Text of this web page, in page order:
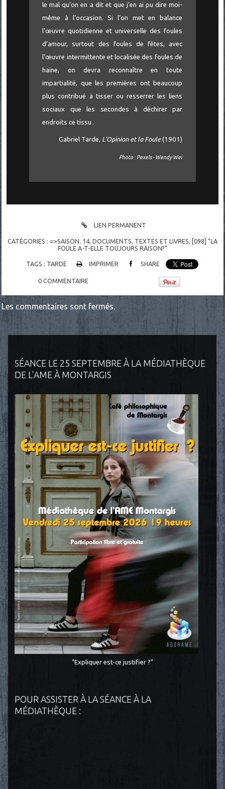
SÉANCE LE 25 SEPTEMBRE À LA MÉDIATHÈQUE
DE L'AME À MONTARGIS
"Expliquer est-ce justifier ?"
POUR ASSISTER À LA SÉANCE À LA
MÉDIATHÈQUE :
le mal qu’on en a dit et que j’en ai pu dire moi-
même à l’occasion. Si l’on met en balance
l’œuvre quotidienne et universelle des foules
d’amour, surtout des foules de fêtes, avec
l’œuvre intermittente et localisée des foules de
haine, on devra reconnaître en toute
impartialité, que les premières ont beaucoup
plus contribué à tisser ou resserrer les liens
sociaux que les secondes à déchirer par
endroits ce tissu .
Gabriel Tarde, L'Opinion et la Foule(1901)
Photo : Pexels - Wendy Wei
LIEN PERMANENT
CATÉGORIES : =>SAISON. 14, DOCUMENTS, TEXTES ET LIVRES, [098] "LA
FOULE A-T-ELLE TOUJOURS RAISON?"
TAGS : TARDE IMPRIMER SHARE
0 COMMENTAIRE
Les commentaires sont fermés.